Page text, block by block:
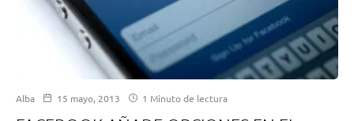
Alba 15 mayo, 2013 1 Minuto de lectura